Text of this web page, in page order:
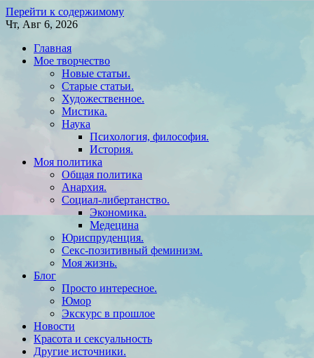
Перейти к содержимому
Чт, Авг 6, 2026
Главная
Мое творчество
Новые статьи.
Старые статьи.
Художественное.
Мистика.
Наука
Психология, философия.
История.
Моя политика
Общая политика
Анархия.
Социал-либертанство.
Экономика.
Медецина
Юриспруденция.
Секс-позитивный феминизм.
Моя жизнь.
Блог
Просто интересное.
Юмор
Экскурс в прошлое
Новости
Красота и сексуальность
Другие источники.